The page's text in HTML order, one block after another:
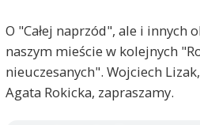
O "Całej naprzód", ale i innych
naszym mieście w kolejnych
nieuczesanych". Wojciech
Agata Rokicka, zapraszamy.